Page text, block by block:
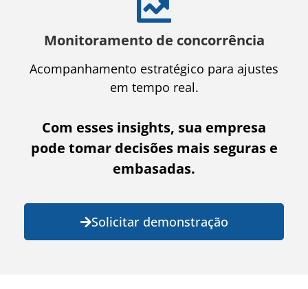
Monitoramento de concorrência
Acompanhamento estratégico para ajustes
em tempo real.
Com esses insights, sua empresa
pode tomar decisões mais seguras e
embasadas.
Solicitar demonstração